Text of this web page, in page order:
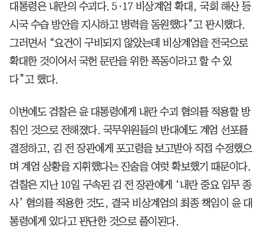
대통령은 내란의 수괴다. 5·17 비상계엄 확대, 국회 해산 등
시국 수습 방안을 지시하고 병력을 동원했다”고 판시했다.
그러면서 “요건이 구비되지 않았는데 비상계엄을 전국으로
확대한 것이어서 국헌 문란을 위한 폭동이라고 할 수 있
다”고 했다.
이번에도 검찰은 윤 대통령에게 내란 수괴 혐의를 적용할 방
침인 것으로 전해졌다. 국무위원들의 반대에도 계엄 선포를
결정하고, 김 전 장관에게 포고령을 보고받아 직접 수정했으
며 계엄 상황을 지휘했다는 진술을 여럿 확보했기 때문이다.
검찰은 지난 10일 구속된 김 전 장관에게 ‘내란 중요 임무 종
사’ 혐의를 적용한 것도, 결국 비상계엄의 최종 책임이 윤 대
통령에게 있다고 판단한 것으로 풀이된다.